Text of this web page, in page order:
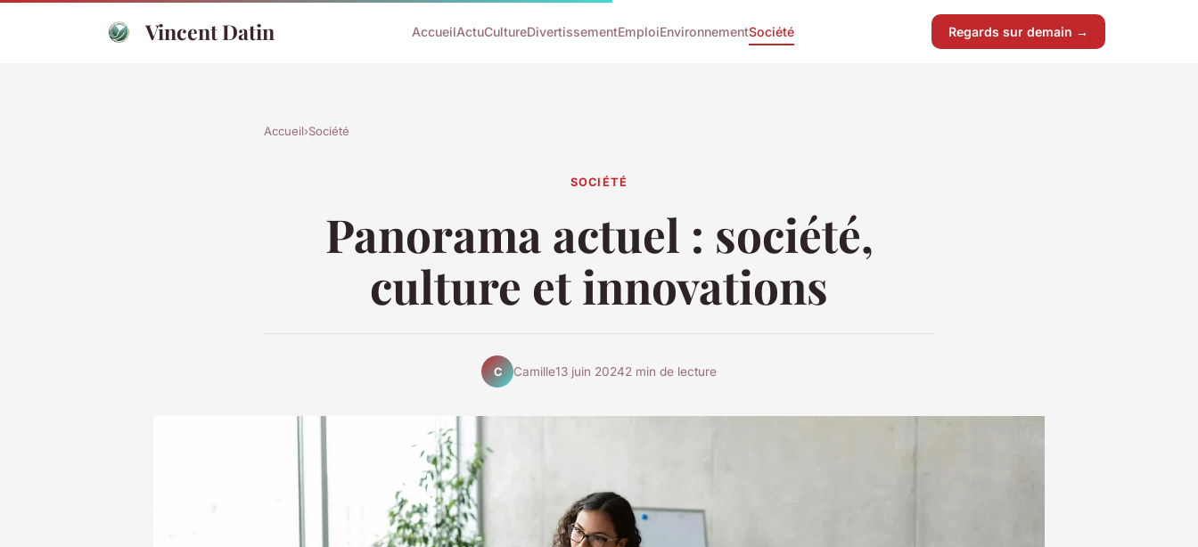
Vincent Datin AccueilActuCultureDivertissementEmploiEnvironnementSociété Regards sur demain →
Accueil›Société
SOCIÉTÉ
Panorama actuel : société,
culture et innovations
C Camille13 juin 20242 min de lecture